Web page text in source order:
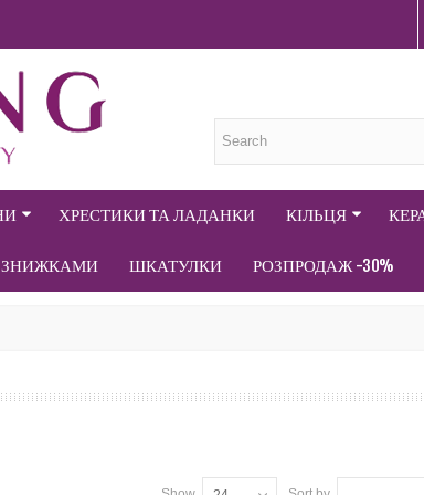
ХРЕСТИКИ ТА ЛАДАНКИ КІЛЬЦЯ
ЗНИЖКАМИ ШКАТУЛКИ РОЗПРОДАЖ -30%